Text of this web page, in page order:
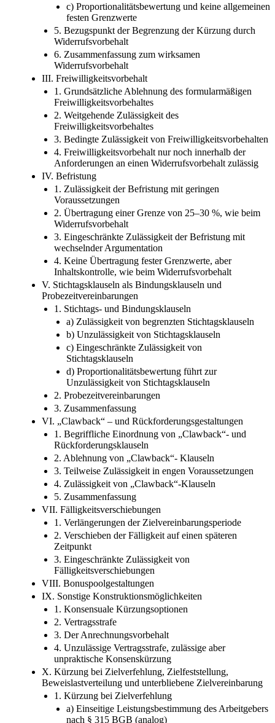
c) Proportionalitätsbewertung und keine allgemeinen
festen Grenzwerte
5. Bezugspunkt der Begrenzung der Kürzung durch
Widerrufsvorbehalt
6. Zusammenfassung zum wirksamen
Widerrufsvorbehalt
III. Freiwilligkeitsvorbehalt
1. Grundsätzliche Ablehnung des formularmäßigen
Freiwilligkeitsvorbehaltes
2. Weitgehende Zulässigkeit des
Freiwilligkeitsvorbehaltes
3. Bedingte Zulässigkeit von Freiwilligkeitsvorbehalten
4. Freiwilligkeitsvorbehalt nur noch innerhalb der
Anforderungen an einen Widerrufsvorbehalt zulässig
IV. Befristung
1. Zulässigkeit der Befristung mit geringen
Voraussetzungen
2. Übertragung einer Grenze von 25–30 %, wie beim
Widerrufsvorbehalt
3. Eingeschränkte Zulässigkeit der Befristung mit
wechselnder Argumentation
4. Keine Übertragung fester Grenzwerte, aber
Inhaltskontrolle, wie beim Widerrufsvorbehalt
V. Stichtagsklauseln als Bindungsklauseln und
Probezeitvereinbarungen
1. Stichtags- und Bindungsklauseln
a) Zulässigkeit von begrenzten Stichtagsklauseln
b) Unzulässigkeit von Stichtagsklauseln
c) Eingeschränkte Zulässigkeit von
Stichtagsklauseln
d) Proportionalitätsbewertung führt zur
Unzulässigkeit von Stichtagsklauseln
2. Probezeitvereinbarungen
3. Zusammenfassung
VI. „Clawback“ – und Rückforderungsgestaltungen
1. Begriffliche Einordnung von „Clawback“- und
Rückforderungsklauseln
2. Ablehnung von „Clawback“- Klauseln
3. Teilweise Zulässigkeit in engen Voraussetzungen
4. Zulässigkeit von „Clawback“-Klauseln
5. Zusammenfassung
VII. Fälligkeitsverschiebungen
1. Verlängerungen der Zielvereinbarungsperiode
2. Verschieben der Fälligkeit auf einen späteren
Zeitpunkt
3. Eingeschränkte Zulässigkeit von
Fälligkeitsverschiebungen
VIII. Bonuspoolgestaltungen
IX. Sonstige Konstruktionsmöglichkeiten
1. Konsensuale Kürzungsoptionen
2. Vertragsstrafe
3. Der Anrechnungsvorbehalt
4. Unzulässige Vertragsstrafe, zulässige aber
unpraktische Konsenskürzung
X. Kürzung bei Zielverfehlung, Zielfeststellung,
Beweislastverteilung und unterbliebene Zielvereinbarung
1. Kürzung bei Zielverfehlung
a) Einseitige Leistungsbestimmung des Arbeitgebers
nach § 315 BGB (analog)